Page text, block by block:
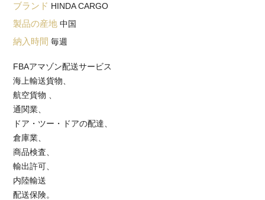
ブランド HINDA CARGO
製品の産地中国
納入時間毎週
FBAアマゾン配送サービス
海上輸送貨物、
航空貨物 、
通関業、
ドア・ツー・ドアの配達、
倉庫業、
商品検査、
輸出許可、
内陸輸送
配送保険。